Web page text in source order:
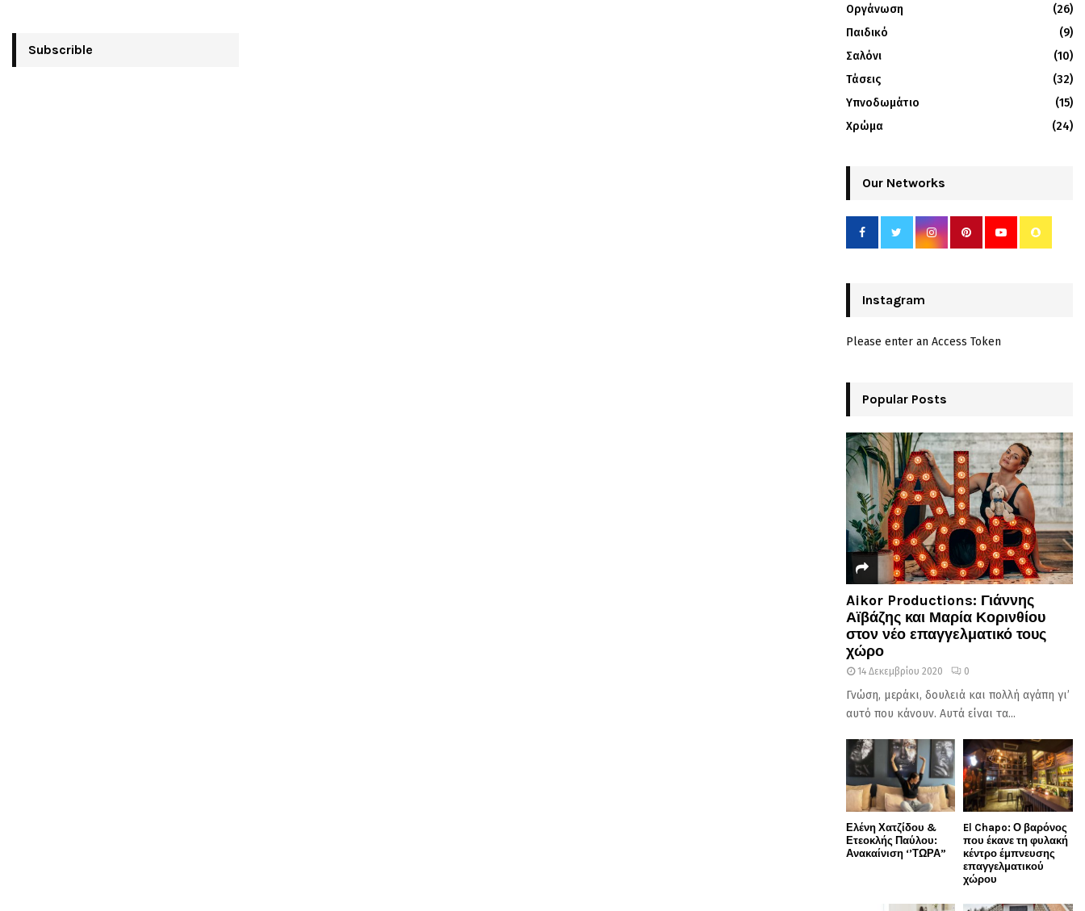
Subscrible
Οργάνωση
(26)
Παιδικό
(9)
Σαλόνι
(10)
Τάσεις
(32)
Υπνοδωμάτιο
(15)
Χρώμα
(24)
Our Networks
Instagram
Please enter an Access Token
Popular Posts
Aikor Productions: Γιάννης
Αϊβάζης και Μαρία Κορινθίου
στον νέο επαγγελματικό τους
χώρο
14 Δεκεμβρίου 2020 0
Γνώση, μεράκι, δουλειά και πολλή αγάπη γι’
αυτό που κάνουν. Αυτά είναι τα...
Ελένη Χατζίδου &
Ετεοκλής Παύλου:
Ανακαίνιση ‘’ΤΩΡΑ”
El Chapo: Ο βαρόνος
που έκανε τη φυλακή
κέντρο έμπνευσης
επαγγελματικού
χώρου